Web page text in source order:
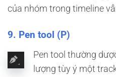
của nhóm trong timeline
9. Pen tool (P)
Pen tool thường
lượng tùy ý một